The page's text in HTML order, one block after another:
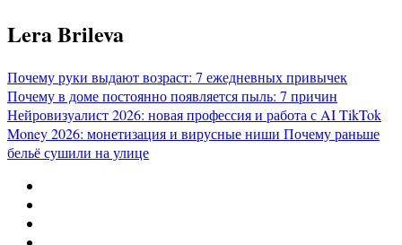
Перейти
к
Lera Brileva
Почему руки выдают возраст: 7 ежедневных привычек
Почему в доме постоянно появляется пыль: 7 причин
Нейровизуалист 2026: новая профессия и работа с AITikTok
Money 2026: монетизация и вирусные ниши Почему раньше
бельё сушили на улице